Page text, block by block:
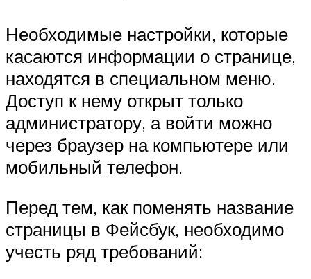
Необходимые настройки, которые
касаются информации о странице,
находятся в специальном меню.
Доступ к нему открыт только
администратору, а войти можно
через браузер на компьютере или
мобильный телефон.
Перед тем, как поменять название
страницы в Фейсбук, необходимо
учесть ряд требований: